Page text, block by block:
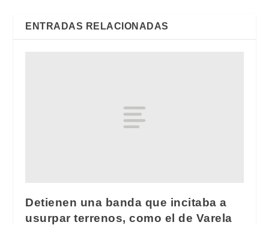
ENTRADAS RELACIONADAS
Detienen una banda que incitaba a
usurpar terrenos, como el de Varela